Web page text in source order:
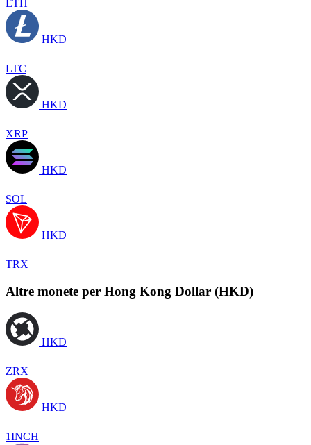
ETH
HKD
LTC
HKD
XRP
HKD
SOL
HKD
TRX
Altre monete per Hong Kong Dollar (HKD)
HKD
ZRX
HKD
1INCH